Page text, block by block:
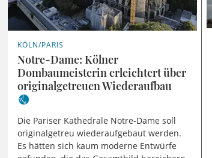
KÖLN/PARIS
Notre-Dame: Kölner
Dombaumeisterin erleichtert über
originalgetreuen Wiederaufbau
Die Pariser Kathedrale Notre-Dame soll
originalgetreu wiederaufgebaut werden.
Es hätten sich kaum moderne Entwürfe